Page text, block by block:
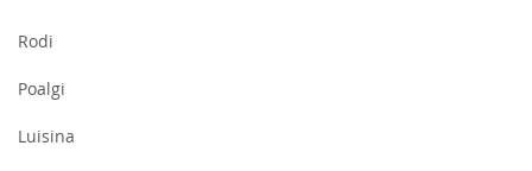
Rodi
Poalgi
Luisina